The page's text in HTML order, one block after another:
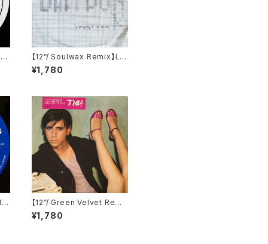
【12”/ Soulwax Remix】LC
D Soundsystem / Daft P
unk Is Playing At My Ho
¥1,780
【12”/ Green Velvet Remi
x】Tiga / Shoes (Differe
nt) (DIFB 1216T)
¥1,780